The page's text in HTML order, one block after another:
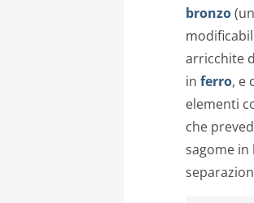
bronzo
arricchite
in ferro, e
elementi
che
sagome in